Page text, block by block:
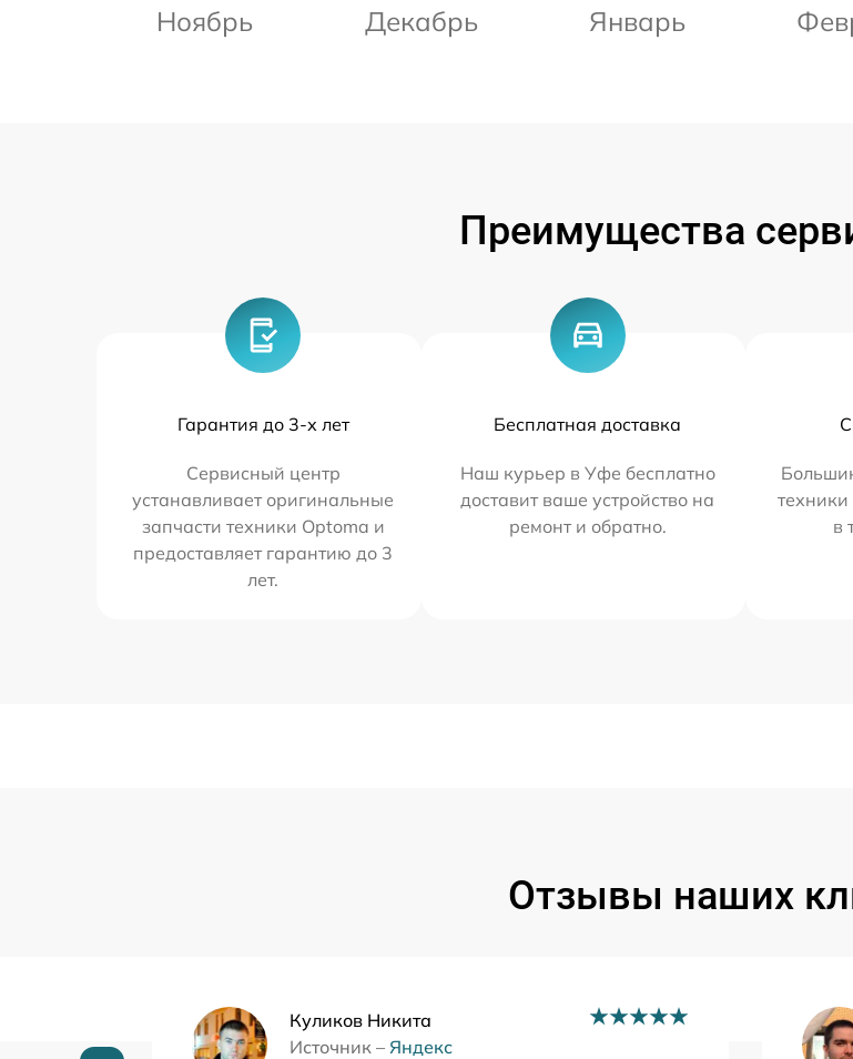
Ноябрь Декабрь Январь
Преимущества
Гарантия до 3-х лет
Сервисный центр
устанавливает оригинальные
запчасти техники Optoma и
предоставляет гарантию до 3
лет.
Бесплатная доставка
Наш курьер в Уфе бесплатно
доставит ваше устройство на
ремонт и обратно.
в
Отзывы наших
Куликов Никита
Источник – Яндекс